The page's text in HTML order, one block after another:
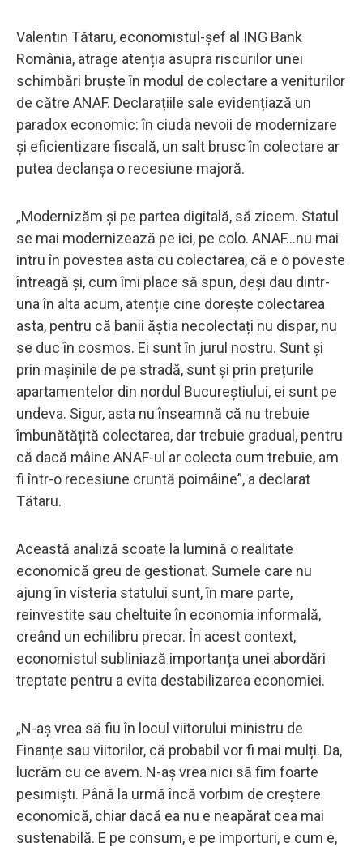
Valentin Tătaru, economistul-șef al ING Bank
România, atrage atenția asupra riscurilor unei
schimbări bruște în modul de colectare a veniturilor
de către ANAF. Declarațiile sale evidențiază un
paradox economic: în ciuda nevoii de modernizare
și eficientizare fiscală, un salt brusc în colectare ar
putea declanșa o recesiune majoră.
„Modernizăm și pe partea digitală, să zicem. Statul
se mai modernizează pe ici, pe colo. ANAF...nu mai
intru în povestea asta cu colectarea, că e o poveste
întreagă și, cum îmi place să spun, deși dau dintr-
una în alta acum, atenție cine dorește colectarea
asta, pentru că banii ăștia necolectați nu dispar, nu
se duc în cosmos. Ei sunt în jurul nostru. Sunt și
prin mașinile de pe stradă, sunt și prin prețurile
apartamentelor din nordul Bucureștiului, ei sunt pe
undeva. Sigur, asta nu înseamnă că nu trebuie
îmbunătățită colectarea, dar trebuie gradual, pentru
că dacă mâine ANAF-ul ar colecta cum trebuie, am
fi într-o recesiune cruntă poimâine”, a declarat
Tătaru.
Această analiză scoate la lumină o realitate
economică greu de gestionat. Sumele care nu
ajung în visteria statului sunt, în mare parte,
reinvestite sau cheltuite în economia informală,
creând un echilibru precar. În acest context,
economistul subliniază importanța unei abordări
treptate pentru a evita destabilizarea economiei.
„N-aș vrea să fiu în locul viitorului ministru de
Finanțe sau viitorilor, că probabil vor fi mai mulți. Da,
lucrăm cu ce avem. N-aș vrea nici să fim foarte
pesimiști. Până la urmă încă vorbim de creștere
economică, chiar dacă ea nu e neapărat cea mai
sustenabilă. E pe consum, e pe importuri, e cum e,